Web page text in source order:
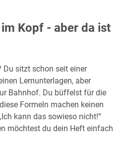
Kopf - aber da ist
Du sitzt schon seit einer
Lernunterlagen, aber
Bahnhof. Du büffelst für die
Formeln machen keinen
kann das sowieso nicht!“
möchtest du dein Heft einfach